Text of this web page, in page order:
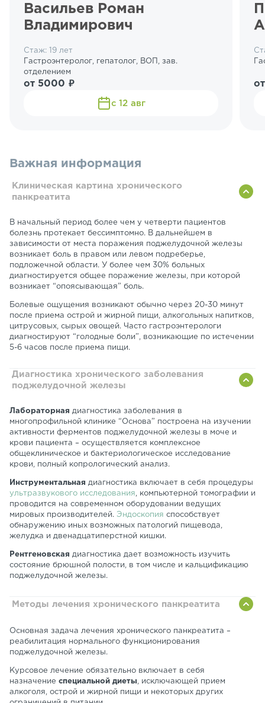
Васильев Роман
Владимирович
Стаж: 19 лет
Гастроэнтеролог, гепатолог, ВОП, зав.
отделением
от 5000 ₽
с 12 авг
Важная информация
Клиническая картина хронического
панкреатита
В начальный период более чем у четверти пациентов
болезнь протекает бессимптомно. В дальнейшем в
зависимости от места поражения поджелудочной железы
возникает боль в правом или левом подреберье,
подложечной области. У более чем 30% больных
диагностируется общее поражение железы, при которой
возникает “опоясывающая” боль.
Болевые ощущения возникают обычно через 20-30 минут
после приема острой и жирной пищи, алкогольных напитков,
цитрусовых, сырых овощей. Часто гастроэнтерологи
диагностируют “голодные боли”, возникающие по истечении
5-6 часов после приема пищи.
Диагностика хронического заболевания
поджелудочной железы
Лабораторная диагностика заболевания в
многопрофильной клинике “Основа” построена на изучении
активности ферментов поджелудочной железы в моче и
крови пациента – осуществляется комплексное
общеклиническое и бактериологическое исследование
крови, полный копрологический анализ.
Инструментальная диагностика включает в себя процедуры
ультразвукового исследования , компьютерной томографии и
проводится на современном оборудовании ведущих
мировых производителей. Эндоскопия способствует
обнаружению иных возможных патологий пищевода,
желудка и двенадцатиперстной кишки.
Рентгеновская диагностика дает возможность изучить
состояние брюшной полости, в том числе и кальцификацию
поджелудочной железы.
Методы лечения хронического панкреатита
Основная задача лечения хронического панкреатита –
реабилитация нормального функционирования
поджелудочной железы.
Курсовое лечение обязательно включает в себя
назначение специальной диеты , исключающей прием
алкоголя, острой и жирной пищи и некоторых других